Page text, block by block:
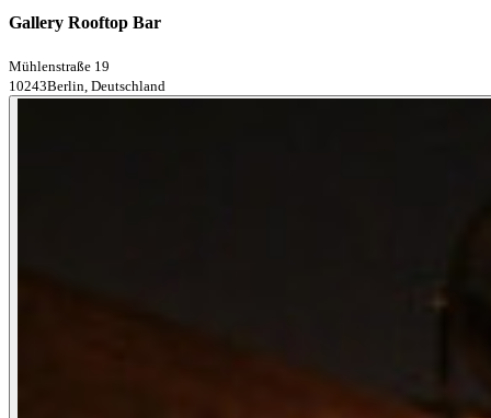
Gallery Rooftop Bar
Mühlenstraße 19
10243Berlin, Deutschland